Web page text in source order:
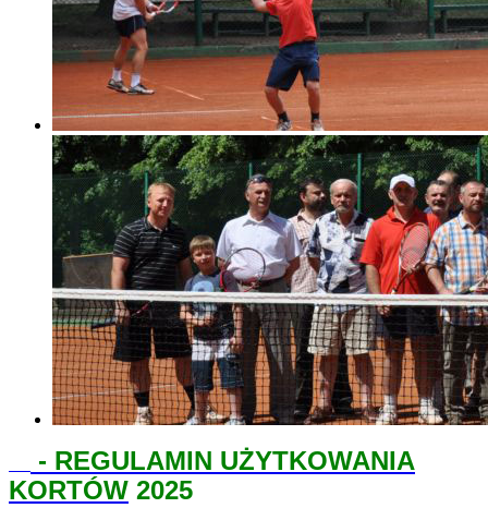
- REGULAMIN UŻYTKOWANIA
KORTÓW 2025